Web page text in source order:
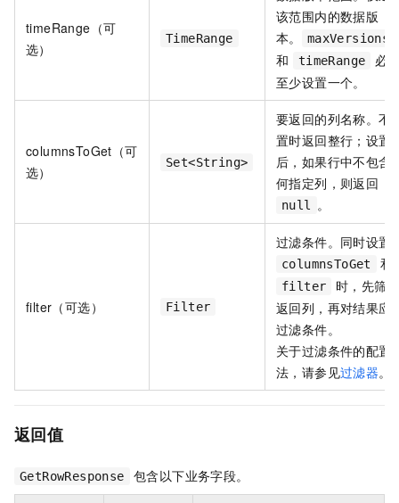
timeRange（可
选）
TimeRange
该范围内的数据版
本。
maxVersions
和 timeRange
必
至少设置一个。
columnsToGet（可
选）
Set<String>
要返回的列名称。不
置时返回整行；设置
后，如果行中不包含
何指定列，则返回
null 。
filter（可选） Filter
过滤条件。同时设置
columnsToGet 和
filter
时，先筛选
返回列，再对结果应
过滤条件。
关于过滤条件的配置
法，请参见过滤器。
返回值
GetRowResponse 包含以下业务字段。